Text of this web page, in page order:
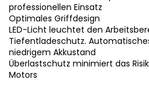
professionellen Einsatz
Optimales Griffdesign
LED-Licht leuchtet den
Tiefentladeschutz.
niedrigem Akkustand
Überlastschutz minimiert das
Motors